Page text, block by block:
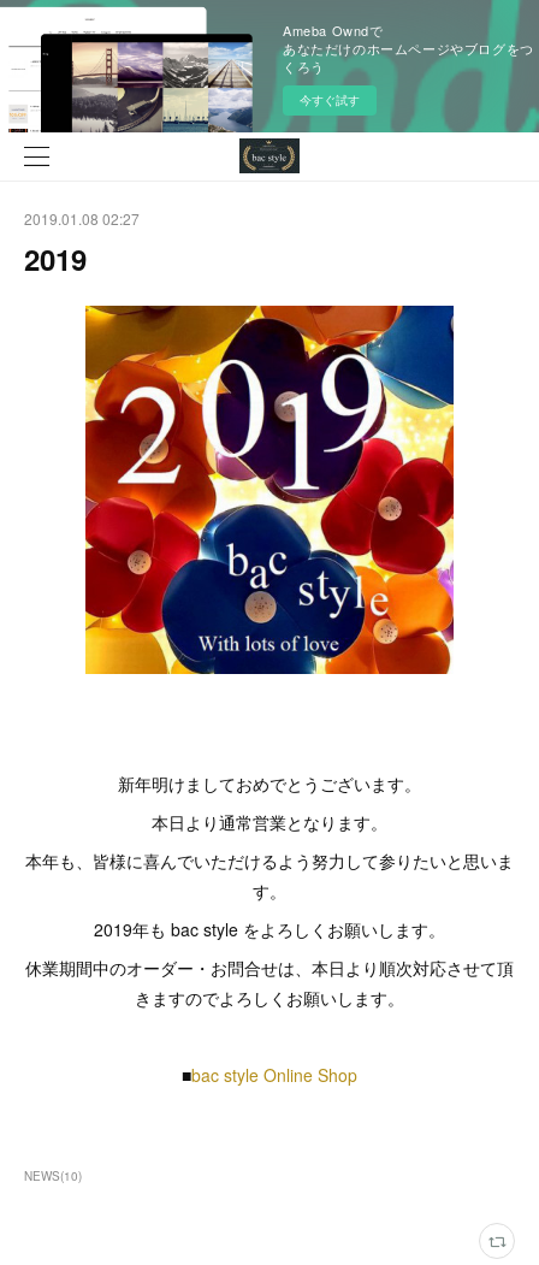
Ameba Owndで
あなただけのホームページやブログをつ
くろう
今すぐ試す
2019.01.08 02:27
2019
新年明けましておめでとうございます。
本日より通常営業となります。
本年も、皆様に喜んでいただけるよう努力して参りたいと思いま
す。
2019年も bac style をよろしくお願いします。
休業期間中のオーダー・お問合せは、本日より順次対応させて頂
きますのでよろしくお願いします。
■bac style Online Shop
NEWS(10)